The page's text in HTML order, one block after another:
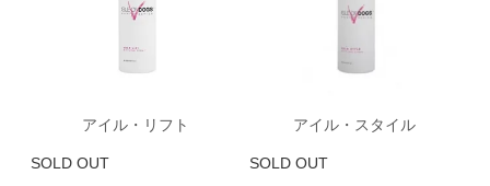
アイル・リフト
SOLD OUT
アイル・スタイル
SOLD OUT